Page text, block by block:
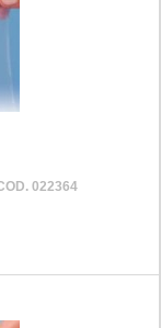
022364